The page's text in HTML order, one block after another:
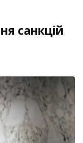
санкцій